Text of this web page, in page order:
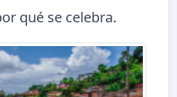
qué se celebra.